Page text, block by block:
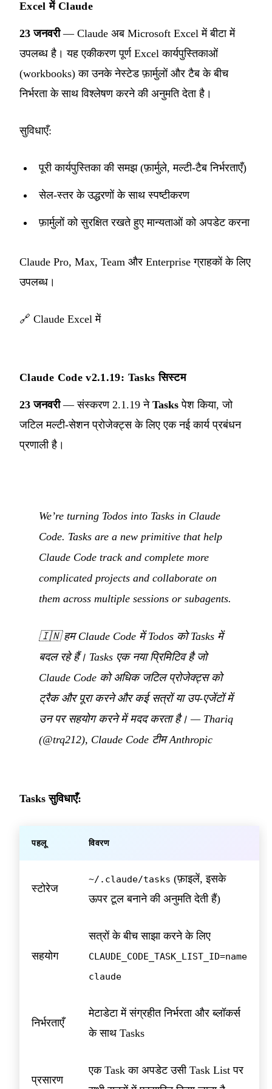
Excel में Claude
23 जनवरी— Claude अब Microsoft Excel में बीटा में
उपलब्ध है। यह एकीकरण पूर्ण Excel कार्यपुस्तिकाओं
(workbooks) का उनके नेस्टेड फ़ार्मुलों और टैब के बीच
निर्भरता के साथ विश्लेषण करने की अनुमति देता है।
सुविधाएँ:
पूरी कार्यपुस्तिका की समझ (फ़ार्मुले, मल्टी-टैब निर्भरताएँ)
सेल-स्तर के उद्धरणों के साथ स्पष्टीकरण
फ़ार्मुलों को सुरक्षित रखते हुए मान्यताओं को अपडेट करना
Claude Pro, Max, Team और Enterprise ग्राहकों के लिए
उपलब्ध।
🔗 Claude Excel में
Claude Code v2.1.19: Tasks सिस्टम
23 जनवरी— संस्करण 2.1.19 ने Tasks पेश किया, जो
जटिल मल्टी-सेशन प्रोजेक्ट्स के लिए एक नई कार्य प्रबंधन
प्रणाली है।
We’re turning Todos into Tasks in Claude
Code. Tasks are a new primitive that help
Claude Code track and complete more
complicated projects and collaborate on
them across multiple sessions or subagents.
🇮🇳हम Claude Code में Todos को Tasks में
बदल रहे हैं। Tasks एक नया प्रिमिटिव है जो
Claude Code को अधिक जटिल प्रोजेक्ट्स को
ट्रैक और पूरा करने और कई सत्रों या उप-एजेंटों में
उन पर सहयोग करने में मदद करता है। — Thariq
(@trq212), Claude Code टीम Anthropic
Tasks सुविधाएँ:
पहलू विवरण
स्टोरेज
~/.claude/tasks (फ़ाइलें, इसके
ऊपर टूल बनाने की अनुमति देती हैं)
सहयोग
सत्रों के बीच साझा करने के लिए
CLAUDE_CODE_TASK_LIST_ID=name
claude
निर्भरताएँ
मेटाडेटा में संग्रहीत निर्भरता और ब्लॉकर्स
के साथ Tasks
प्रसारण
एक Task का अपडेट उसी Task List पर